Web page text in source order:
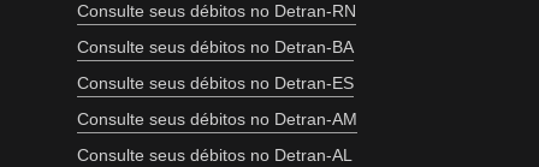
Consulte seus débitos no Detran-RN
Consulte seus débitos no Detran-BA
Consulte seus débitos no Detran-ES
Consulte seus débitos no Detran-AM
Consulte seus débitos no Detran-AL